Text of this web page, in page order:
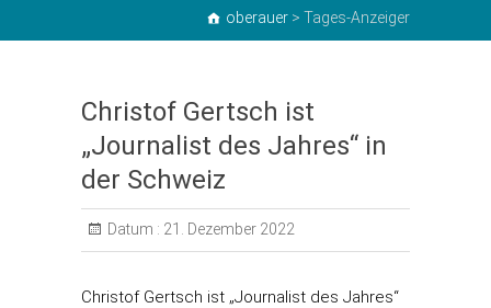
oberauer > Tages-Anzeiger
Christof Gertsch ist
„Journalist des Jahres“ in
der Schweiz
Datum : 21. Dezember 2022
Christof Gertsch ist „Journalist des Jahres“